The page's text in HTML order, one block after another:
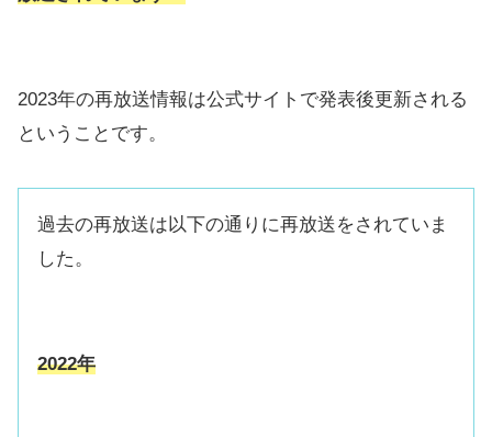
2023年の再放送情報は公式サイトで発表後更新される
ということです。
過去の再放送は以下の通りに再放送をされていま
した。
2022年